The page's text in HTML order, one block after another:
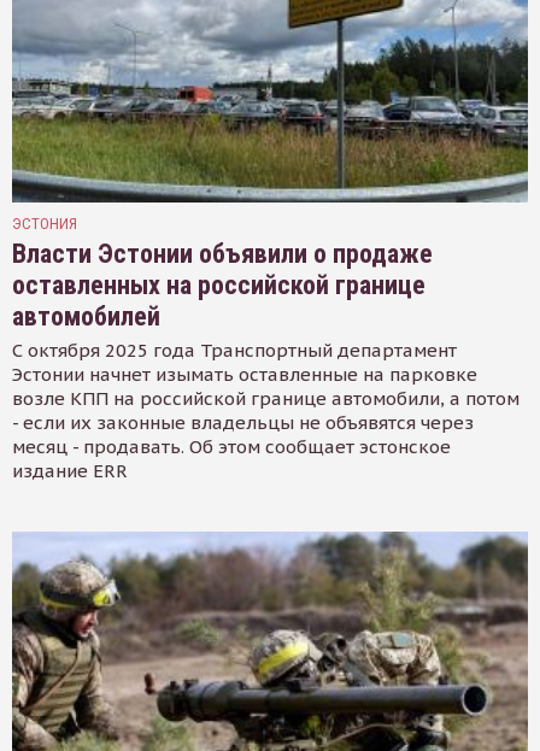
ЭСТОНИЯ
Власти Эстонии объявили о продаже
оставленных на российской границе
автомобилей
С октября 2025 года Транспортный департамент
Эстонии начнет изымать оставленные на парковке
возле КПП на российской границе автомобили, а потом
- если их законные владельцы не объявятся через
месяц - продавать. Об этом сообщает эстонское
издание ERR